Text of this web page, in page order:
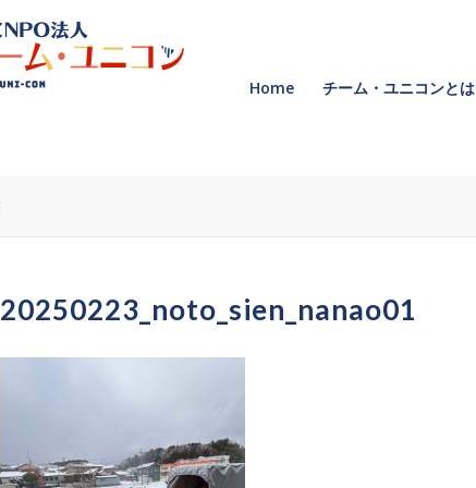
Home チーム・ユニコンとは
20250223_noto_sien_nanao01